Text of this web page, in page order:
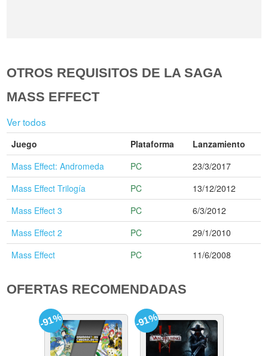
OTROS REQUISITOS DE LA SAGA
MASS EFFECT
Ver todos
Juego Plataforma
Lanzamiento
Mass Effect: Andromeda
PC
23/3/2017
Mass Effect Trilogía
PC
13/12/2012
Mass Effect 3
PC
6/3/2012
Mass Effect 2
PC
29/1/2010
Mass Effect
PC 11/6/2008
OFERTAS RECOMENDADAS
-91% -91%